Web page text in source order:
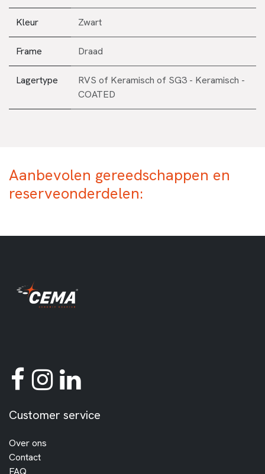
Kleur Zwart
Frame Draad
Lagertype RVS of Keramisch of SG3 - Keramisch -
COATED
Aanbevolen gereedschappen en
reserveonderdelen:
Customer service
Over ons
Contact
FAQ